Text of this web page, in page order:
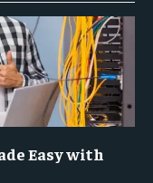
Easy with